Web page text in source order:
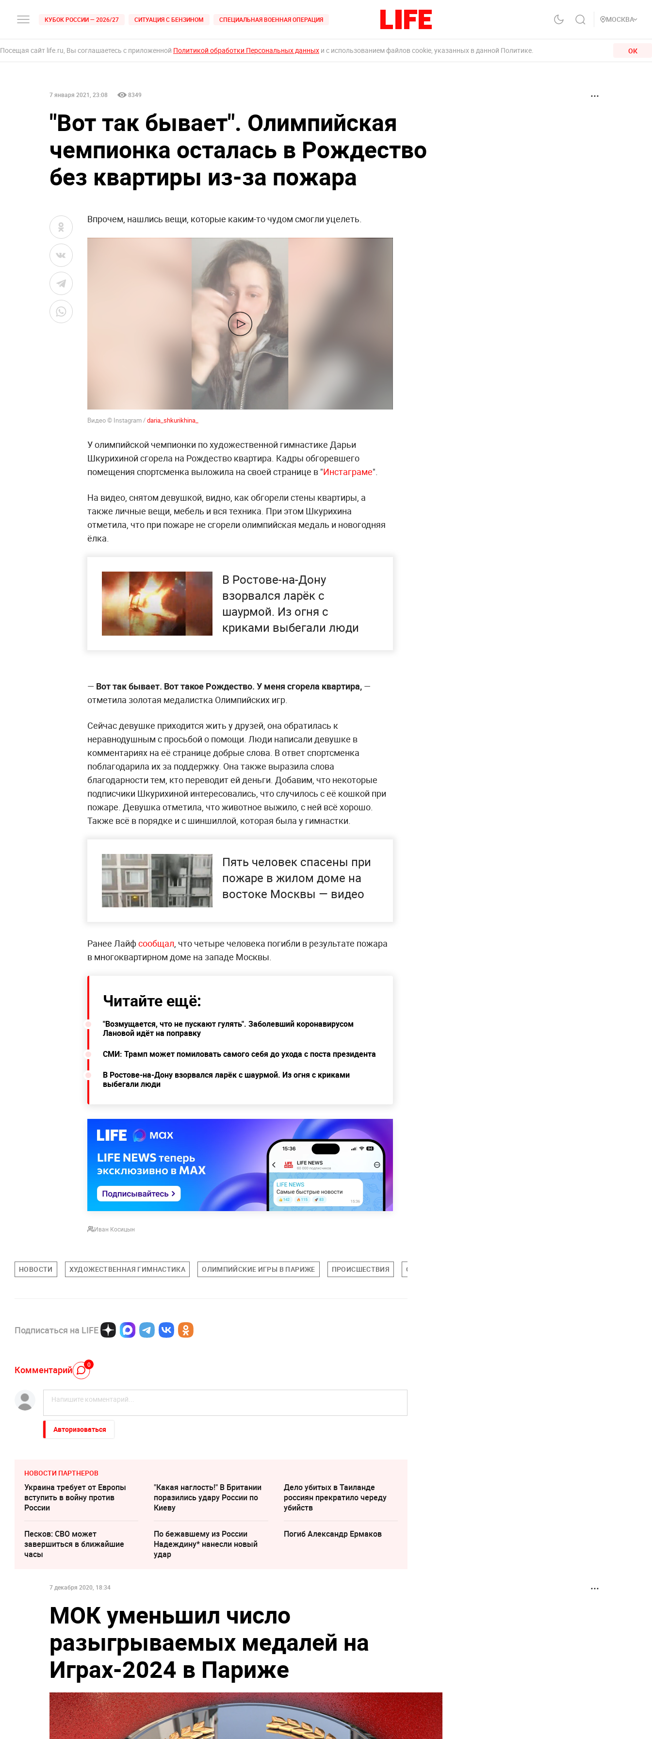
КУБОК РОССИИ — 2026/27 СИТУАЦИЯ С БЕНЗИНОМ СПЕЦИАЛЬНАЯ ВОЕННАЯ ОПЕРАЦИЯ МОСКВА
Посещая сайт life.ru, Вы соглашаетесь с приложенной Политикой обработки Персональных данных и с использованием файлов cookie, указанных в данной Политике. ОК
7 января 2021, 23:08 8349
"Вот так бывает". Олимпийская
чемпионка осталась в Рождество
без квартиры из-за пожара
Впрочем, нашлись вещи, которые каким-то чудом смогли уцелеть.
Видео © Instagram /daria_shkurikhina_
У олимпийской чемпионки по художественной гимнастике Дарьи
Шкурихиной сгорела на Рождество квартира. Кадры обгоревшего
помещения спортсменка выложила на своей странице в "Инстаграме".
На видео, снятом девушкой, видно, как обгорели стены квартиры, а
также личные вещи, мебель и вся техника. При этом Шкурихина
отметила, что при пожаре не сгорели олимпийская медаль и новогодняя
ёлка.
В Ростове-на-Дону
взорвался ларёк с
шаурмой. Из огня с
криками выбегали люди
— Вот так бывает. Вот такое Рождество. У меня сгорела квартира, —
отметила золотая медалистка Олимпийских игр.
Сейчас девушке приходится жить у друзей, она обратилась к
неравнодушным с просьбой о помощи. Люди написали девушке в
комментариях на её странице добрые слова. В ответ спортсменка
поблагодарила их за поддержку. Она также выразила слова
благодарности тем, кто переводит ей деньги. Добавим, что некоторые
подписчики Шкурихиной интересовались, что случилось с её кошкой при
пожаре. Девушка отметила, что животное выжило, с ней всё хорошо.
Также всё в порядке и с шиншиллой, которая была у гимнастки.
Пять человек спасены при
пожаре в жилом доме на
востоке Москвы — видео
Ранее Лайфсообщал, что четыре человека погибли в результате пожара
в многоквартирном доме на западе Москвы.
Читайте ещё:
"Возмущается, что не пускают гулять". Заболевший коронавирусом
Лановой идёт на поправку
СМИ: Трамп может помиловать самого себя до ухода с поста президента
В Ростове-на-Дону взорвался ларёк с шаурмой. Из огня с криками
выбегали люди
Иван Косицын
НОВОСТИ ХУДОЖЕСТВЕННАЯ ГИМНАСТИКА ОЛИМПИЙСКИЕ ИГРЫ В ПАРИЖЕ ПРОИСШЕСТВИЯ ОБЩЕСТВО
Подписаться на LIFE
Комментарий 0
Авторизоваться
НОВОСТИ ПАРТНЕРОВ
Украина требует от Европы
вступить в войну против
России
"Какая наглость!" В Британии
поразились удару России по
Киеву
Дело убитых в Таиланде
россиян прекратило череду
убийств
Песков: СВО может
завершиться в ближайшие
часы
По бежавшему из России
Надеждину* нанесли новый
удар
Погиб Александр Ермаков
7 декабря 2020, 18:34
МОК уменьшил число
разыгрываемых медалей на
Играх-2024 в Париже